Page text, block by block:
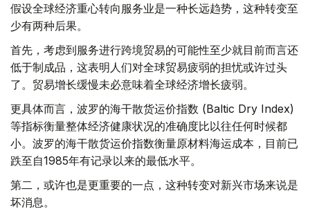
假设全球经济重心转向服务业是一种长远趋势，这种转变至
少有两种后果。
首先，考虑到服务进行跨境贸易的可能性至少就目前而言还
低于制成品，这表明人们对全球贸易疲弱的担忧或许过头
了。贸易增长缓慢未必意味着全球经济增长疲弱。
更具体而言，波罗的海干散货运价指数 (Baltic Dry Index)
等指标衡量整体经济健康状况的准确度比以往任何时候都
小。波罗的海干散货运价指数衡量原材料海运成本，目前已
跌至自1985年有记录以来的最低水平。
第二，或许也是更重要的一点，这种转变对新兴市场来说是
坏消息。